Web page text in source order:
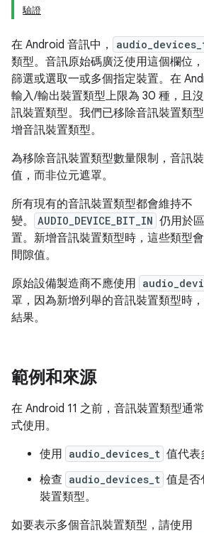
驗證
在 Android 音訊中，
類型。音訊原始碼廣泛使用這個欄位
篩選或選取一或多個指定裝置。在
輸入/輸出裝置類型上限為 30 種，且
訊裝置類型。我們已移除音訊裝置類
增音訊裝置類型。
為移除音訊裝置類型數量限制，音訊
值，而非位元遮罩。
所有現有的音訊裝置類型都會維持不
變。
AUDIO_DEVICE_BIT_IN 仍用於
置。新增音訊裝置類型時，這些類型
間隙值。
原始設備製造商不應使用
罩，因為新增列舉的音訊裝置類型時
結果。
範例和來源
在 Android 11 之前，音訊裝置類型通
式使用。
使用 audio_devices_t 值代表
檢查 audio_devices_t 值是否
裝置類型。
如要表示多個音訊裝置類型，請使用